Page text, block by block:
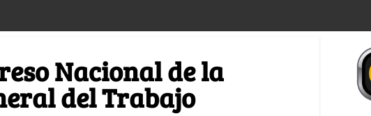
Nacional de la
del Trabajo